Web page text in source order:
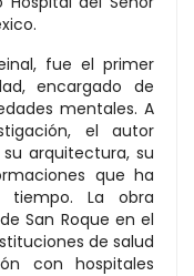
fue el primer
encargado de
mentales. A
el autor
arquitectura, su
que ha
tiempo. La obra
San Roque en el
de salud
con hospitales